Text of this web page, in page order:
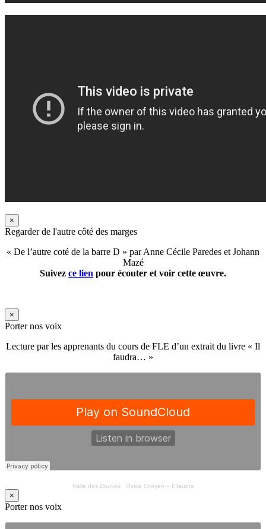
×
Regarder de l'autre côté des marges
« De l’autre coté de la barre D » par Anne Cécile Paredes et Johann
Mazé
Suivez ce lien pour écouter et voir cette œuvre.
×
Porter nos voix
Lecture par les apprenants du cours de FLE d’un extrait du livre « Il
faudra… »
Halle des Douves· Ovale Citoyen – Il faudra
×
Porter nos voix